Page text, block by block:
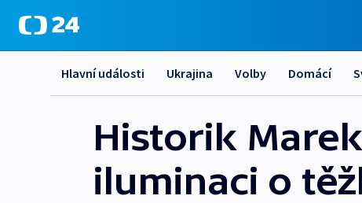
Hlavní události Ukrajina Volby Domácí
Historik
iluminaci o